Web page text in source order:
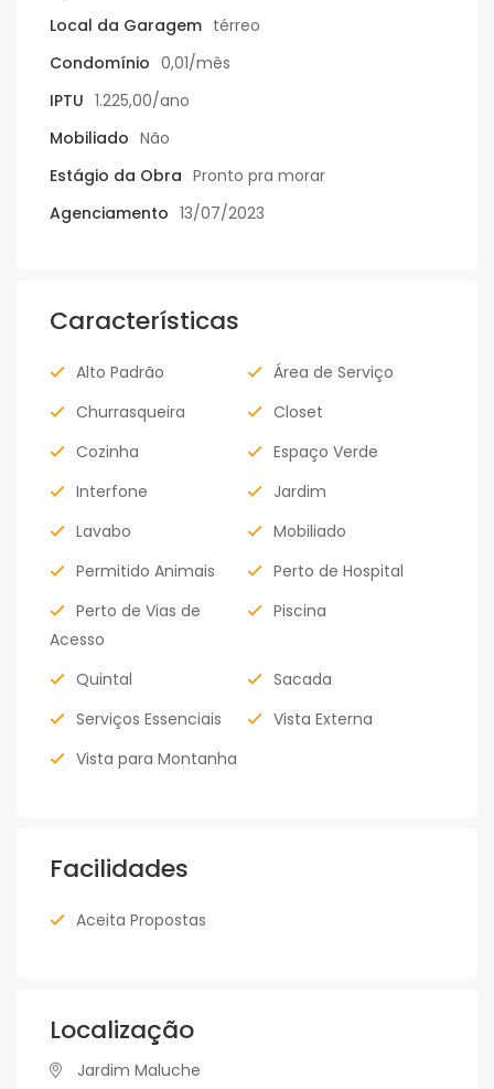
Local da Garagem térreo
Condomínio 0,01/mês
IPTU 1.225,00/ano
Mobiliado Não
Estágio da Obra Pronto pra morar
Agenciamento 13/07/2023
Características
Alto Padrão
Área de Serviço
Churrasqueira
Closet
Cozinha
Espaço Verde
Interfone
Jardim
Lavabo
Mobiliado
Permitido Animais
Perto de Hospital
Perto de Vias de
Acesso
Piscina
Quintal
Sacada
Serviços Essenciais
Vista Externa
Vista para Montanha
Facilidades
Aceita Propostas
Localização
Jardim Maluche